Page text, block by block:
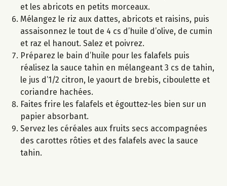
et les abricots en petits morceaux.
Mélangez le riz aux dattes, abricots et raisins, puis
assaisonnez le tout de 4 cs d’huile d’olive, de cumin
et raz el hanout. Salez et poivrez.
Préparez le bain d’huile pour les falafels puis
réalisez la sauce tahin en mélangeant 3 cs de tahin,
le jus d’1/2 citron, le yaourt de brebis, ciboulette et
coriandre hachées.
Faites frire les falafels et égouttez-les bien sur un
papier absorbant.
Servez les céréales aux fruits secs accompagnées
des carottes rôties et des falafels avec la sauce
tahin.